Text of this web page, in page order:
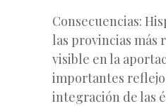
Consecuencias:
las provincias más
visible en la
importantes
integración de las